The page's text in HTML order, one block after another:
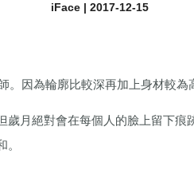
iFace | 2017-12-15
。因為輪廓比較深再加上身材較為
歲月絕對會在每個人的臉上留下